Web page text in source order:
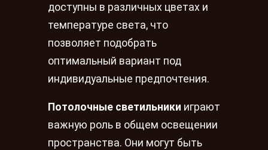
доступны в различных цветах и
температуре света, что
позволяет подобрать
оптимальный вариант под
индивидуальные предпочтения.
Потолочные светильники играют
важную роль в общем освещении
пространства. Они могут быть